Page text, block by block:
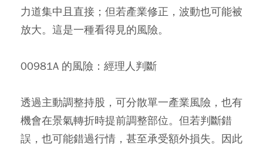
力道集中且直接；但若產業修正，波動也可能被
放大。這是一種看得見的風險。
00981A 的風險：經理人判斷
透過主動調整持股，可分散單一產業風險，也有
機會在景氣轉折時提前調整部位。但若判斷錯
誤，也可能錯過行情，甚至承受額外損失。因此